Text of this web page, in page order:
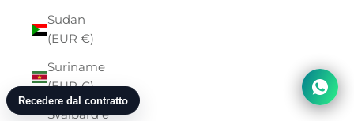
Sudan
(EUR €)
Suriname
(EUR €)
Svalbard e